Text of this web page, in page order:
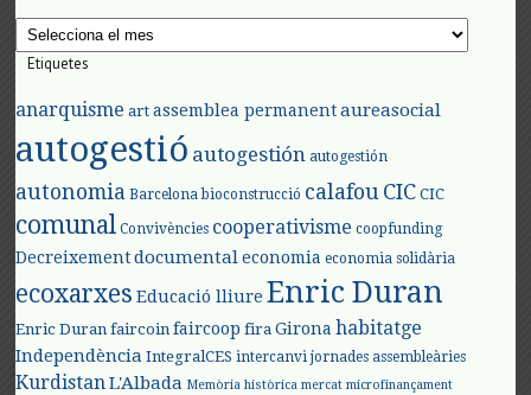
Arxius
Etiquetes
anarquisme art assemblea permanent aureasocial
autogestió autogestión autogestión
autonomia Barcelona bioconstrucció calafou CIC CIC
comunal Convivències cooperativisme coopfunding
Decreixement documental economia economia solidària
ecoxarxes Educació lliure Enric Duran
Enric Duran faircoin faircoop fira Girona habitatge
Independència IntegralCES intercanvi jornades assembleàries
KurdistanL'Albada Memòria històrica mercat microfinançament